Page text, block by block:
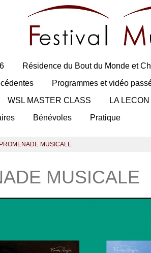
Résidence du Bout du Monde et
Programmes et vidéo
WSL MASTER CLASS
LA
Bénévoles Pratique
PROMENADE MUSICALE
MUSICALE